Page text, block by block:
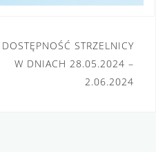
DOSTĘPNOŚĆ STRZELNICY
W DNIACH 28.05.2024 –
2.06.2024